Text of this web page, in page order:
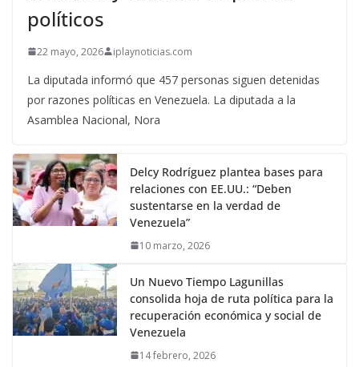
políticos
22 mayo, 2026 iplaynoticias.com
La diputada informó que 457 personas siguen detenidas
por razones políticas en Venezuela. La diputada a la
Asamblea Nacional, Nora
Delcy Rodríguez plantea bases para
relaciones con EE.UU.: “Deben
sustentarse en la verdad de
Venezuela”
10 marzo, 2026
Un Nuevo Tiempo Lagunillas
consolida hoja de ruta política para la
recuperación económica y social de
Venezuela
14 febrero, 2026